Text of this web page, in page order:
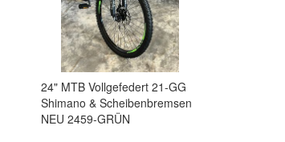
24" MTB Vollgefedert 21-GG
Shimano & Scheibenbremsen
NEU 2459-GRÜN